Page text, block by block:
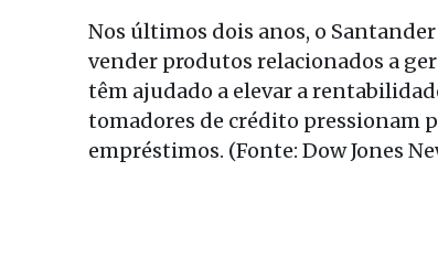
Nos últimos dois anos, o
vender produtos relacionados a
têm ajudado a elevar a
tomadores de crédito pressionam
empréstimos. (Fonte: Dow Jones